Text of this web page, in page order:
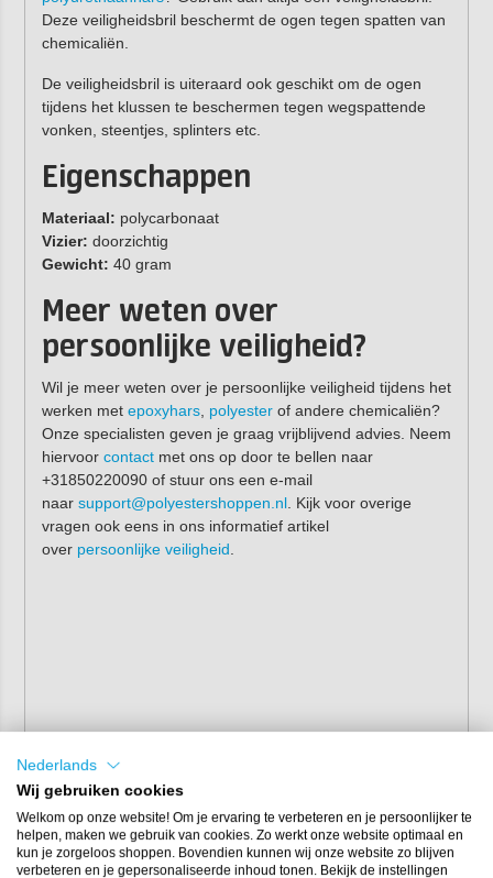
Deze veiligheidsbril beschermt de ogen tegen spatten van
chemicaliën.
De veiligheidsbril is uiteraard ook geschikt om de ogen
tijdens het klussen te beschermen tegen wegspattende
vonken, steentjes, splinters etc.
Eigenschappen
Materiaal: polycarbonaat
Vizier: doorzichtig
Gewicht: 40 gram
Meer weten over
persoonlijke veiligheid?
Wil je meer weten over je persoonlijke veiligheid tijdens het
werken met epoxyhars, polyesterof andere chemicaliën?
Onze specialisten geven je graag vrijblijvend advies. Neem
hiervoor contactmet ons op door te bellen naar
+31850220090 of stuur ons een e-mail
naar support@polyestershoppen.nl. Kijk voor overige
vragen ook eens in ons informatief artikel
over persoonlijke veiligheid
Nederlands
Wij gebruiken cookies
Welkom op onze website! Om je ervaring te verbeteren en je persoonlijker te
helpen, maken we gebruik van cookies. Zo werkt onze website optimaal en
kun je zorgeloos shoppen. Bovendien kunnen wij onze website zo blijven
verbeteren en je gepersonaliseerde inhoud tonen. Bekijk de instellingen